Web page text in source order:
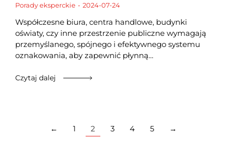
Porady eksperckie 2024-07-24
Współczesne biura, centra handlowe, budynki
oświaty, czy inne przestrzenie publiczne wymagają
przemyślanego, spójnego i efektywnego systemu
oznakowania, aby zapewnić płynną…
Czytaj dalej
← 1 2 3 4 5 →